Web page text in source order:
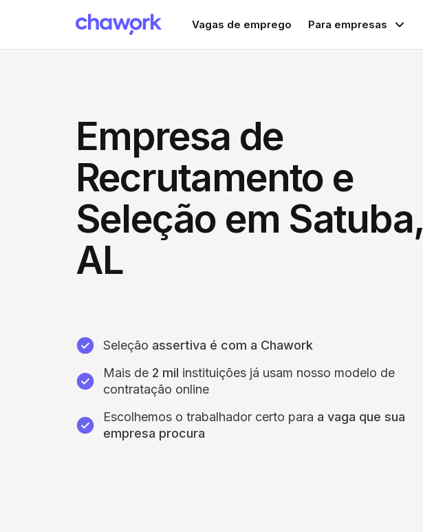
Vagas de emprego Para empresas
Empresa de
Recrutamento e
Seleção em Satuba,
AL
Seleção assertiva é com a Chawork
Mais de 2 mil instituições já usam nosso modelo de
contratação online
Escolhemos o trabalhador certo para a vaga que sua
empresa procura